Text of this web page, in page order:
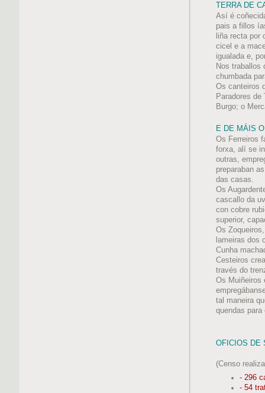
TERRA DE
Así é
pais a fillos
liña recta por
cicel e a
igualada e,
Nos traballos
chumbada
Os canteiros
Paradores
Burgo; o
E DE MÁIS
Os Ferreiros
forxa, alí se
outras,
preparaban
das casas.
Os
cascallo da
con cobre
superior,
Os
lameiras dos
Cunha
Cesteiros
través do
Os Muiñeiros
tal maneira
quendas
OFICIOS DE
(Censo
- 296
- 54